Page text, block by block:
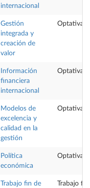
internacional
Gestión
integrada y
creación de
valor
Optativa
Información
financiera
internacional
Optativa
Modelos de
excelencia y
calidad en la
gestión
Optativa
Política
económica
Optativa
Trabajo fin de
Trabajo